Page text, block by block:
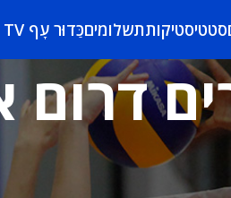
סטטיסטיקותתשלומיםכַּדוּר עָף TV
דרום